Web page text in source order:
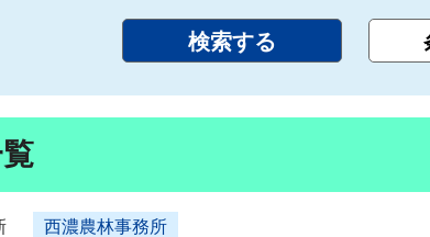
西濃農林事務所